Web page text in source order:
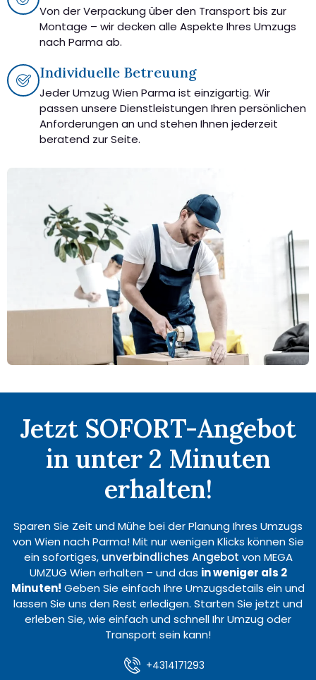
Von der Verpackung über den Transport bis zur
Montage – wir decken alle Aspekte Ihres Umzugs
nach Parma ab.
Individuelle Betreuung
Jeder Umzug Wien Parma ist einzigartig. Wir
passen unsere Dienstleistungen Ihren persönlichen
Anforderungen an und stehen Ihnen jederzeit
beratend zur Seite.
Jetzt SOFORT-Angebot
in unter 2 Minuten
erhalten!
Sparen Sie Zeit und Mühe bei der Planung Ihres Umzugs
von Wien nach Parma! Mit nur wenigen Klicks können Sie
ein sofortiges, unverbindliches Angebot von MEGA
UMZUG Wien erhalten – und das in weniger als 2
Minuten! Geben Sie einfach Ihre Umzugsdetails ein und
lassen Sie uns den Rest erledigen. Starten Sie jetzt und
erleben Sie, wie einfach und schnell Ihr Umzug oder
Transport sein kann!
+4314171293